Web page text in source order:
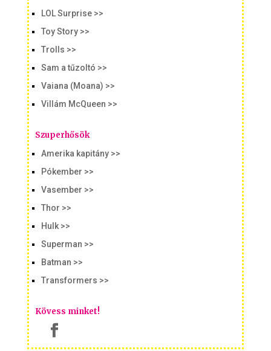
LOL Surprise >>
Toy Story >>
Trolls >>
Sam a tűzoltó >>
Vaiana (Moana) >>
Villám McQueen >>
Szuperhősök
Amerika kapitány >>
Pókember >>
Vasember >>
Thor >>
Hulk >>
Superman >>
Batman >>
Transformers >>
Kövess minket!